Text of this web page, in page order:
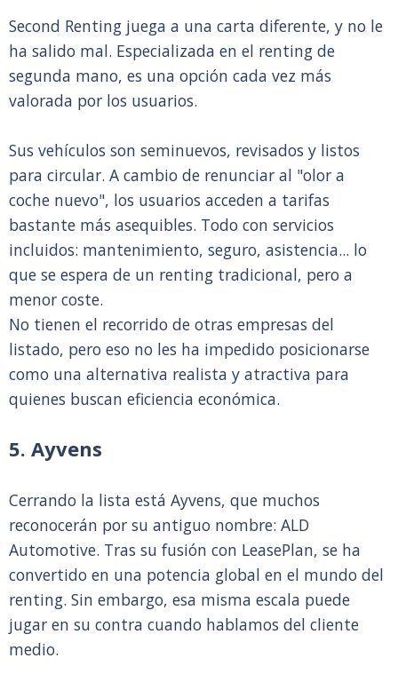
Second Renting juega a una carta diferente, y no le
ha salido mal. Especializada en el renting de
segunda mano, es una opción cada vez más
valorada por los usuarios.
Sus vehículos son seminuevos, revisados y listos
para circular. A cambio de renunciar al "olor a
coche nuevo", los usuarios acceden a tarifas
bastante más asequibles. Todo con servicios
incluidos: mantenimiento, seguro, asistencia... lo
que se espera de un renting tradicional, pero a
menor coste.
No tienen el recorrido de otras empresas del
listado, pero eso no les ha impedido posicionarse
como una alternativa realista y atractiva para
quienes buscan eficiencia económica.
5. Ayvens
Cerrando la lista está Ayvens, que muchos
reconocerán por su antiguo nombre: ALD
Automotive. Tras su fusión con LeasePlan, se ha
convertido en una potencia global en el mundo del
renting. Sin embargo, esa misma escala puede
jugar en su contra cuando hablamos del cliente
medio.